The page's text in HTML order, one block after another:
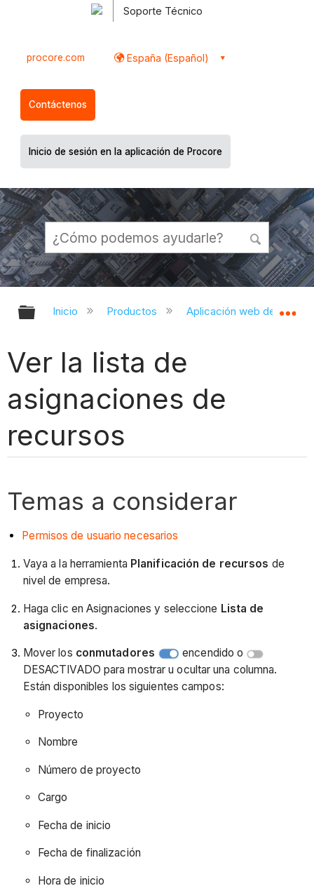
Soporte Técnico
procore.com España (Español)
Contáctenos
Inicio de sesión en la aplicación de Procore
Expandir/contraer jerarquía global
Inicio Productos Aplicación web de
Ver la lista de
asignaciones de
recursos
Temas a considerar
Permisos de usuario necesarios
Vaya a la herramienta Planificación de recursos de
nivel de empresa.
Haga clic en Asignaciones y seleccione Lista de
asignaciones.
Mover los conmutadores
encendido o
DESACTIVADO para mostrar u ocultar una columna.
Están disponibles los siguientes campos:
Proyecto
Nombre
Número de proyecto
Cargo
Fecha de inicio
Fecha de finalización
Hora de inicio